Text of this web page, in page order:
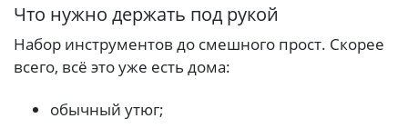
Что нужно держать под рукой
Набор инструментов до смешного прост. Скорее
всего, всё это уже есть дома:
обычный утюг;